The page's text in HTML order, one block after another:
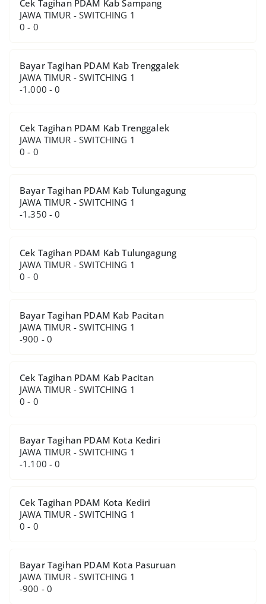
Cek Tagihan PDAM Kab Sampang
JAWA TIMUR - SWITCHING 1
0 - 0
Bayar Tagihan PDAM Kab Trenggalek
JAWA TIMUR - SWITCHING 1
-1.000 - 0
Cek Tagihan PDAM Kab Trenggalek
JAWA TIMUR - SWITCHING 1
0 - 0
Bayar Tagihan PDAM Kab Tulungagung
JAWA TIMUR - SWITCHING 1
-1.350 - 0
Cek Tagihan PDAM Kab Tulungagung
JAWA TIMUR - SWITCHING 1
0 - 0
Bayar Tagihan PDAM Kab Pacitan
JAWA TIMUR - SWITCHING 1
-900 - 0
Cek Tagihan PDAM Kab Pacitan
JAWA TIMUR - SWITCHING 1
0 - 0
Bayar Tagihan PDAM Kota Kediri
JAWA TIMUR - SWITCHING 1
-1.100 - 0
Cek Tagihan PDAM Kota Kediri
JAWA TIMUR - SWITCHING 1
0 - 0
Bayar Tagihan PDAM Kota Pasuruan
JAWA TIMUR - SWITCHING 1
-900 - 0